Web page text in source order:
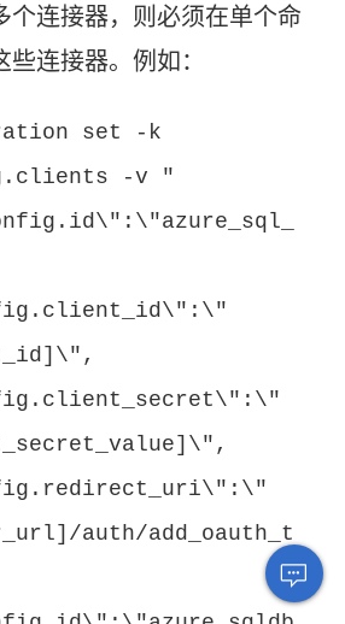
个连接器，则必须在单个命
连接器。例如：
set -k
-v "
auth/add_oauth_t